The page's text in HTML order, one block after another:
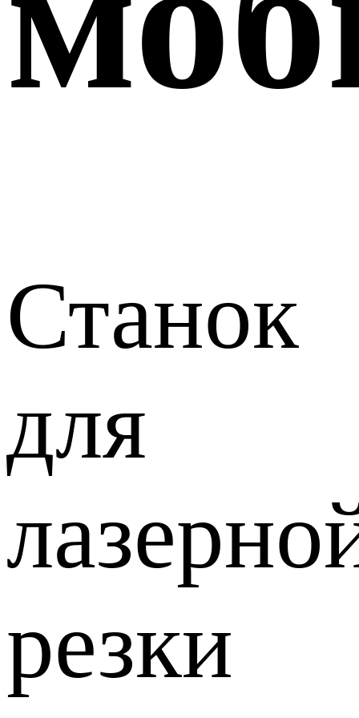
Станок
для
резки